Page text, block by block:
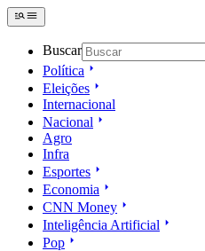
Buscar
Política
Eleições
Internacional
Nacional
Agro
Infra
Esportes
Economia
CNN Money
Inteligência Artificial
Pop